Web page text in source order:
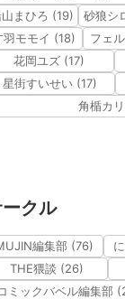
まひろ (19)
砂狼シ
羽モモイ (18)
フェ
花岡ユズ (17)
星街すいせい (17)
角楯カ
クル
編集部 (76)
THE猥談 (26)
ミックバベル編集部